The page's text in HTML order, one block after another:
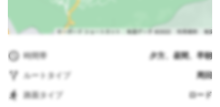
時間帯 夕方、昼間、早朝
ルートタイプ 周回
路面タイプ ロード